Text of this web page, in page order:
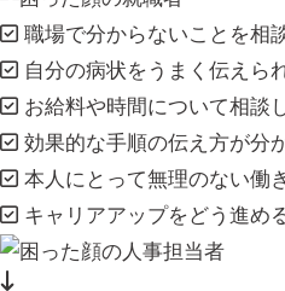
職場で分からないことを相
自分の病状をうまく伝えら
お給料や時間について相談
効果的な手順の伝え方が分
本人にとって無理のない働
キャリアアップをどう進め